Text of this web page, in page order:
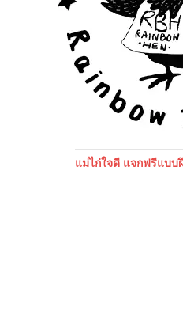
แม่ไก่ใจดี แจกฟรีแบ